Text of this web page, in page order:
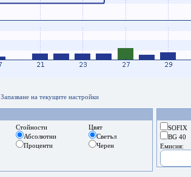
Запазване на текущите настройки
SOFIX
BG 40
Емисия:
Стойности
Абсолютни
Проценти
Цвят
Светъл
Черен